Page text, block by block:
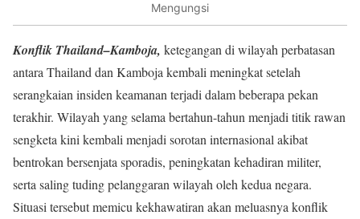
Mengungsi
Konflik Thailand–Kamboja, ketegangan di wilayah perbatasan
antara Thailand dan Kamboja kembali meningkat setelah
serangkaian insiden keamanan terjadi dalam beberapa pekan
terakhir. Wilayah yang selama bertahun-tahun menjadi titik rawan
sengketa kini kembali menjadi sorotan internasional akibat
bentrokan bersenjata sporadis, peningkatan kehadiran militer,
serta saling tuding pelanggaran wilayah oleh kedua negara.
Situasi tersebut memicu kekhawatiran akan meluasnya konflik